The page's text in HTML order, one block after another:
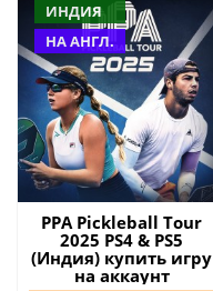
ИНДИЯ
НА АНГЛ.
PPA Pickleball Tour
2025 PS4 & PS5
(Индия) купить игру
на аккаунт